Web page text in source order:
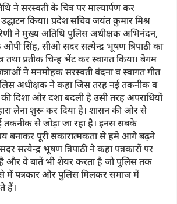
ने सरस्वती के चित्र पर माल्यार्पण कर
किया। प्रदेश सचिव जयंत कुमार मिश्र
ने मुख्य अतिथि पुलिस अधीक्षक अभिनंदन,
सिंह, सीओ सदर सत्येन्द्र भूषण त्रिपाठी का
प्रतीक चिन्ह भेंट कर स्वागत किया। बेगम
ने मनमोहक सरस्वती वंदना व स्वागत गीत
अधीक्षक ने कहा जिस तरह नई तकनीक व
की दिशा और दशा बदली है उसी तरह अपराधियों
लेना शुरू कर दिया है। शासन की ओर से
तकनीक से जोड़ा जा रहा है। इनस सबके
बनाकर पूरी सकारात्मकता से हमे आगे बढ़ने
सत्येन्द्र भूषण त्रिपाठी ने कहा पत्रकारों पर
और वे बातें भी शेयर करता है जो पुलिस तक
में पत्रकार और पुलिस मिलकर समाज में
हैं।